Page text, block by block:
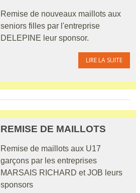
Remise de nouveaux maillots aux
seniors filles par l'entreprise
DELEPINE leur sponsor.
LIRE LA SUITE
REMISE DE MAILLOTS
Remise de maillots aux U17
garçons par les entreprises
MARSAIS RICHARD et JOB leurs
sponsors